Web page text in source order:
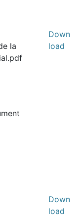
la
Down
load
Down
load